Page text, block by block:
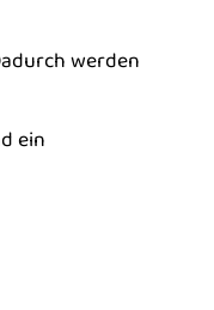
werden
ein